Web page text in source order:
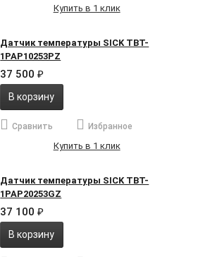
Купить в 1 клик
Датчик температуры SICK TBT-
1PAP10253PZ
37 500₽
В корзину
Сравнить Избранное
Купить в 1 клик
Датчик температуры SICK TBT-
1PAP20253GZ
37 100₽
В корзину